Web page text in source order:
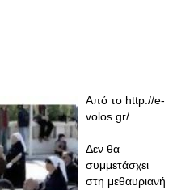
Από το http://e-
volos.gr/
Δεν θα
συμμετάσχει
στη μεθαυριανή